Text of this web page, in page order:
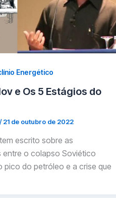
Energético
e Os 5 Estágios do
/21 de outubro de 2022
escrito sobre as
entre o colapso Soviético
pico do petróleo e a crise que